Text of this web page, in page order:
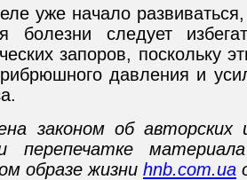
уже начало
болезни следует
запоров, поскольку
давления и
законом об авторских
и перепечатке
образе жизни hnb.com.ua